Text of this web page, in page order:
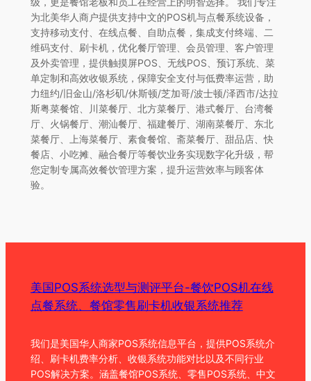
为北美华人商户提供支持中文的POS机与点餐系统设备，
支持移动支付、在线点餐、自助点餐，集成支付终端、二
维码支付、刷卡机，优化餐厅管理、会员管理、客户管理
及外卖管理，提供触摸屏POS、无线POS、预订系统、菜
单定制和高效收银系统，保障安全支付与低费率运营，助
力纽约/旧金山/洛杉矶/休斯顿/芝加哥/波士顿/泽西市/达拉
斯粤菜餐馆、川菜餐厅、北方菜餐厅、港式餐厅、台湾餐
厅、火锅餐厅、潮汕餐厅、福建餐厅、湖南菜餐厅、东北
菜餐厅、上海菜餐厅、素食餐馆、斋菜餐厅、甜品店、快
餐店、小吃摊、融合餐厅等餐饮业务实现数字化升级，帮
您定制专属高效餐饮管理方案，提升运营效率与顾客体
验。
美国POS系统选型与测评平台-餐饮POS机在线
点餐系统、餐馆零售刷卡机收银系统推荐
我们是美国华人商家POS系统信息平台，提供POS系统介
绍、刷卡机费率分析、收银系统功能对比以及不同行业
POS解决方案。涵盖餐馆POS系统、零售POS系统、中文